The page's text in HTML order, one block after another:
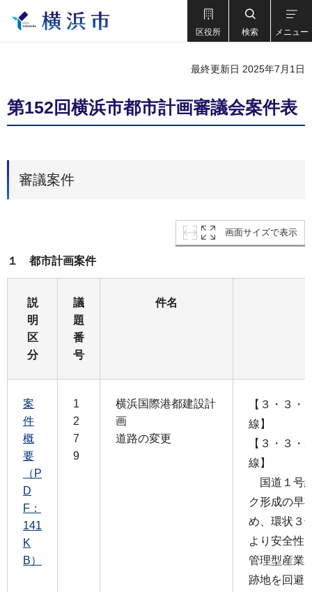
区役所 検索 メニュー
最終更新日 2025年7月1日
第152回横浜市都市計画審議会案件表
審議案件
画面サイズで表示
１ 都市計画案件
説
明
区
分
議
題
番
号
件名
案
件
概
要
（P
D
F：
141
K
B）
1
2
7
9
横浜国際港都建設計
画
道路の変更
【３・３・
線】
【３・３・
線】
国道１号
ク形成の早
め、環状３
より安全性
管理型産業
跡地を回避